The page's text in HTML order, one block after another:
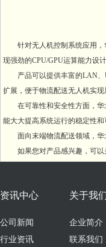
针对无人机控制系统应用，
现强劲的CPU/GPU运算能力设计
产品可以提供丰富的LAN、
扩展，便于物流配送无人机实
在可靠性和安全性方面，华
能大大提高系统运行的稳定性和
面向末端物流配送领域，华
如果您对产品感兴趣，可以
资讯中心
公司新闻
行业资讯
关于我
企业简介
联系我们